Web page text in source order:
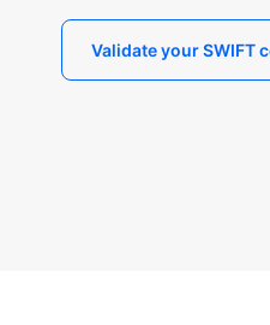
Validate your SWIFT